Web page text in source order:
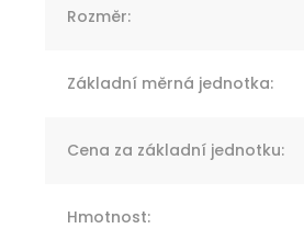
Rozměr:
Základní měrná jednotka:
Cena za základní jednotku:
Hmotnost: